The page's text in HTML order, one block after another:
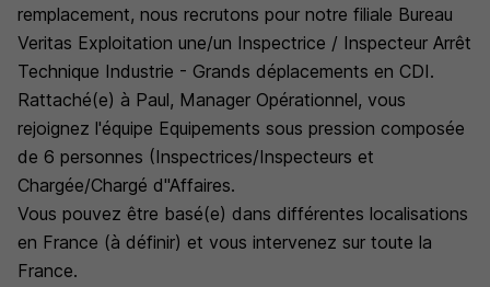
remplacement, nous recrutons pour notre filiale Bureau
Veritas Exploitation une/un Inspectrice / Inspecteur Arrêt
Technique Industrie - Grands déplacements en CDI.
Rattaché(e) à Paul, Manager Opérationnel, vous
rejoignez l'équipe Equipements sous pression composée
de 6 personnes (Inspectrices/Inspecteurs et
Chargée/Chargé d''Affaires.
Vous pouvez être basé(e) dans différentes localisations
en France (à définir) et vous intervenez sur toute la
France.